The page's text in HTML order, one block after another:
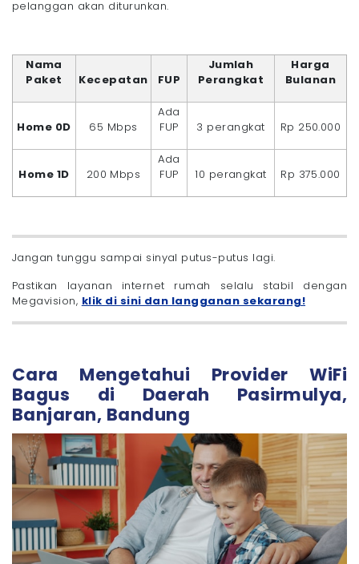
pelanggan akan diturunkan.
Nama
Paket
Kecepatan FUP
Jumlah
Perangkat
Harga
Bulanan
Home 0D 65 Mbps
Ada
FUP
3 perangkat Rp 250.000
Home 1D 200 Mbps
Ada
FUP
10 perangkat Rp 375.000
Jangan tunggu sampai sinyal putus-putus lagi.
Pastikan layanan internet rumah selalu stabil dengan
Megavision, klik di sini dan langganan sekarang!
Cara Mengetahui Provider WiFi
Bagus di Daerah Pasirmulya,
Banjaran, Bandung